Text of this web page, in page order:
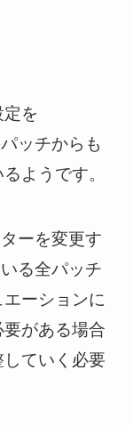
を
ッチからも
ようです。
ーを変更す
る全パッチ
ーションに
がある場合
ていく必要